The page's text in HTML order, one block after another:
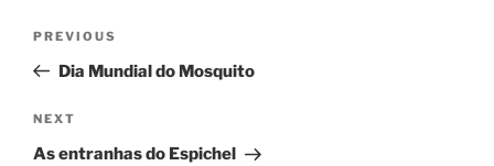
PREVIOUS
Dia Mundial do Mosquito
NEXT
As entranhas do Espichel